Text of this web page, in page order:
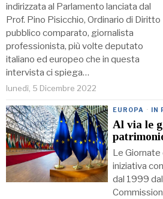
indirizzata al Parlamento lanciata dal
Prof. Pino Pisicchio, Ordinario di Diritto
pubblico comparato, giornalista
professionista, più volte deputato
italiano ed europeo che in questa
intervista ci spiega…
lunedì, 5 Dicembre 2022
EUROPA · IN
Al via le
Le
iniziativa
dal 1999